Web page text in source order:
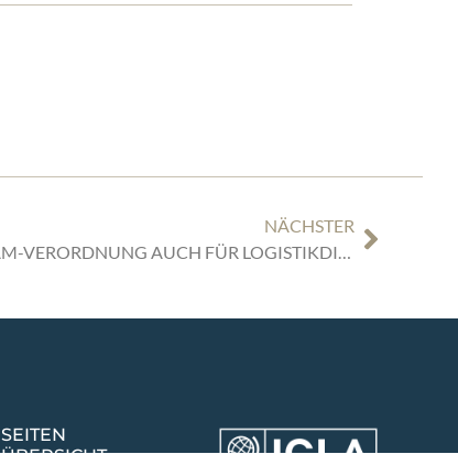
NÄCHSTER
TRANSPORTRENDS JULI 2024: CBAM-VERORDNUNG AUCH FÜR LOGISTIKDIENSTLEISTER RELEVANT
SEITEN
ÜBERSICHT